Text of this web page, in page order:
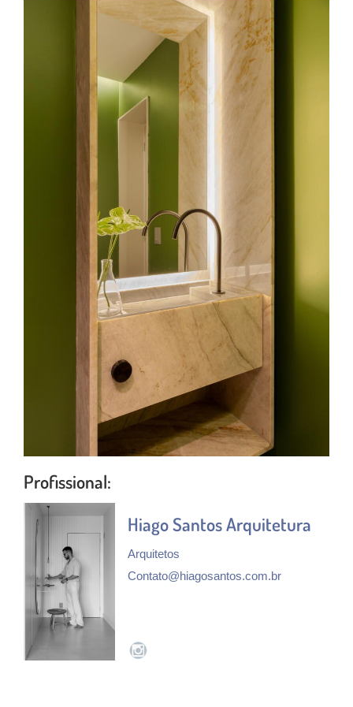
Profissional:
Hiago Santos Arquitetura
Arquitetos
Contato@hiagosantos.com.br